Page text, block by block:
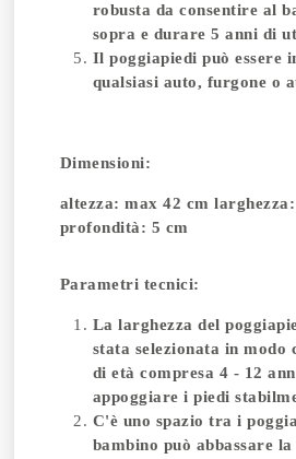
robusta da consentire al
sopra e durare 5 anni di
Il poggiapiedi può essere
qualsiasi auto, furgone o
Dimensioni:
altezza: max 42 cm
profondità: 5 cm
Parametri tecnici:
La larghezza del
stata selezionata in modo
di età compresa 4 - 12
appoggiare i piedi
C'è uno spazio tra i
bambino può abbassare